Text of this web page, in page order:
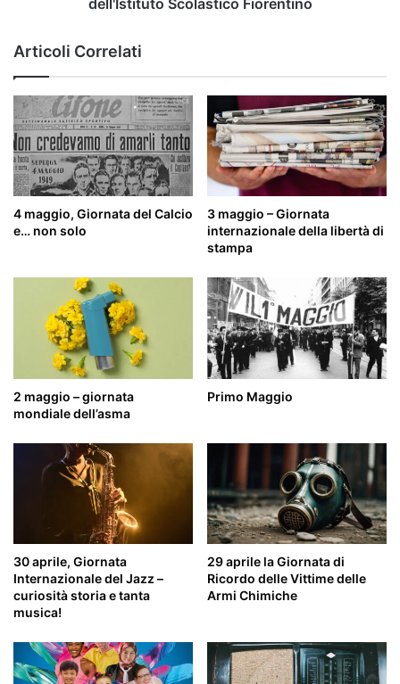
Articoli Correlati
4 maggio, Giornata del Calcio
e… non solo
3 maggio – Giornata
internazionale della libertà di
stampa
2 maggio – giornata
mondiale dell’asma
Primo Maggio
30 aprile, Giornata
Internazionale del Jazz –
curiosità storia e tanta
musica!
29 aprile la Giornata di
Ricordo delle Vittime delle
Armi Chimiche